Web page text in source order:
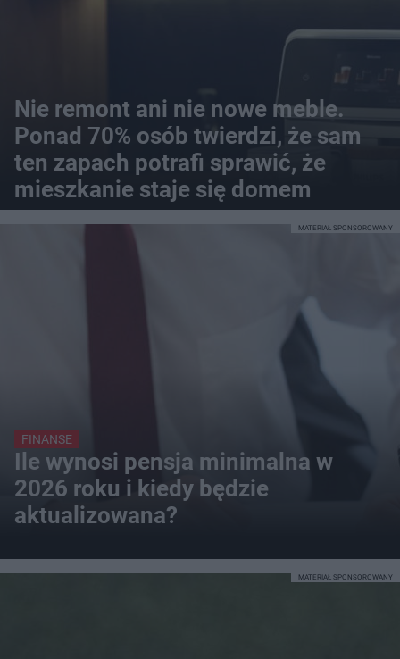
Nie remont ani nie nowe meble.
Ponad 70% osób twierdzi, że sam
ten zapach potrafi sprawić, że
mieszkanie staje się domem
FINANSE
Ile wynosi pensja minimalna w
2026 roku i kiedy będzie
aktualizowana?
MATERIAŁ SPONSOROWANY
MATERIAŁ SPONSOROWANY